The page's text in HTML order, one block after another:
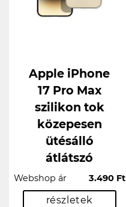
Apple iPhone
17 Pro Max
szilikon tok
közepesen
ütésálló
átlátszó
Webshop ár 3.490 Ft
részletek